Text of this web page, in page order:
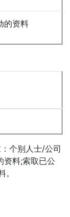
的资料
个别人士/公司
资料;索取已公